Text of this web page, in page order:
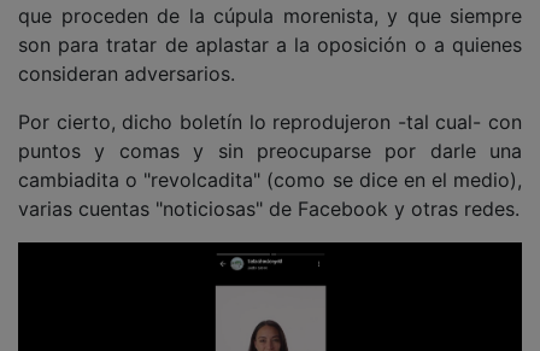
que proceden de la cúpula morenista, y que siempre
son para tratar de aplastar a la oposición o a quienes
consideran adversarios.
Por cierto, dicho boletín lo reprodujeron -tal cual- con
puntos y comas y sin preocuparse por darle una
cambiadita o "revolcadita" (como se dice en el medio),
varias cuentas "noticiosas" de Facebook y otras redes.